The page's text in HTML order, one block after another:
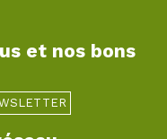
et nos bons